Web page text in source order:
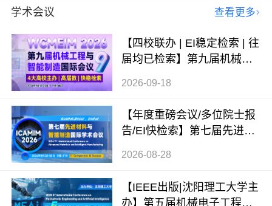
学术会议 查看更多
【四校联办 | EI稳定检索 | 往
届均已检索】第九届机械工
2026-09-18
【年度重磅会议/多位院士报
告/EI快检索】第七届先进材
2026-08-28
【IEEE出版|沈阳理工大学主
办】第五届机械电子工程与